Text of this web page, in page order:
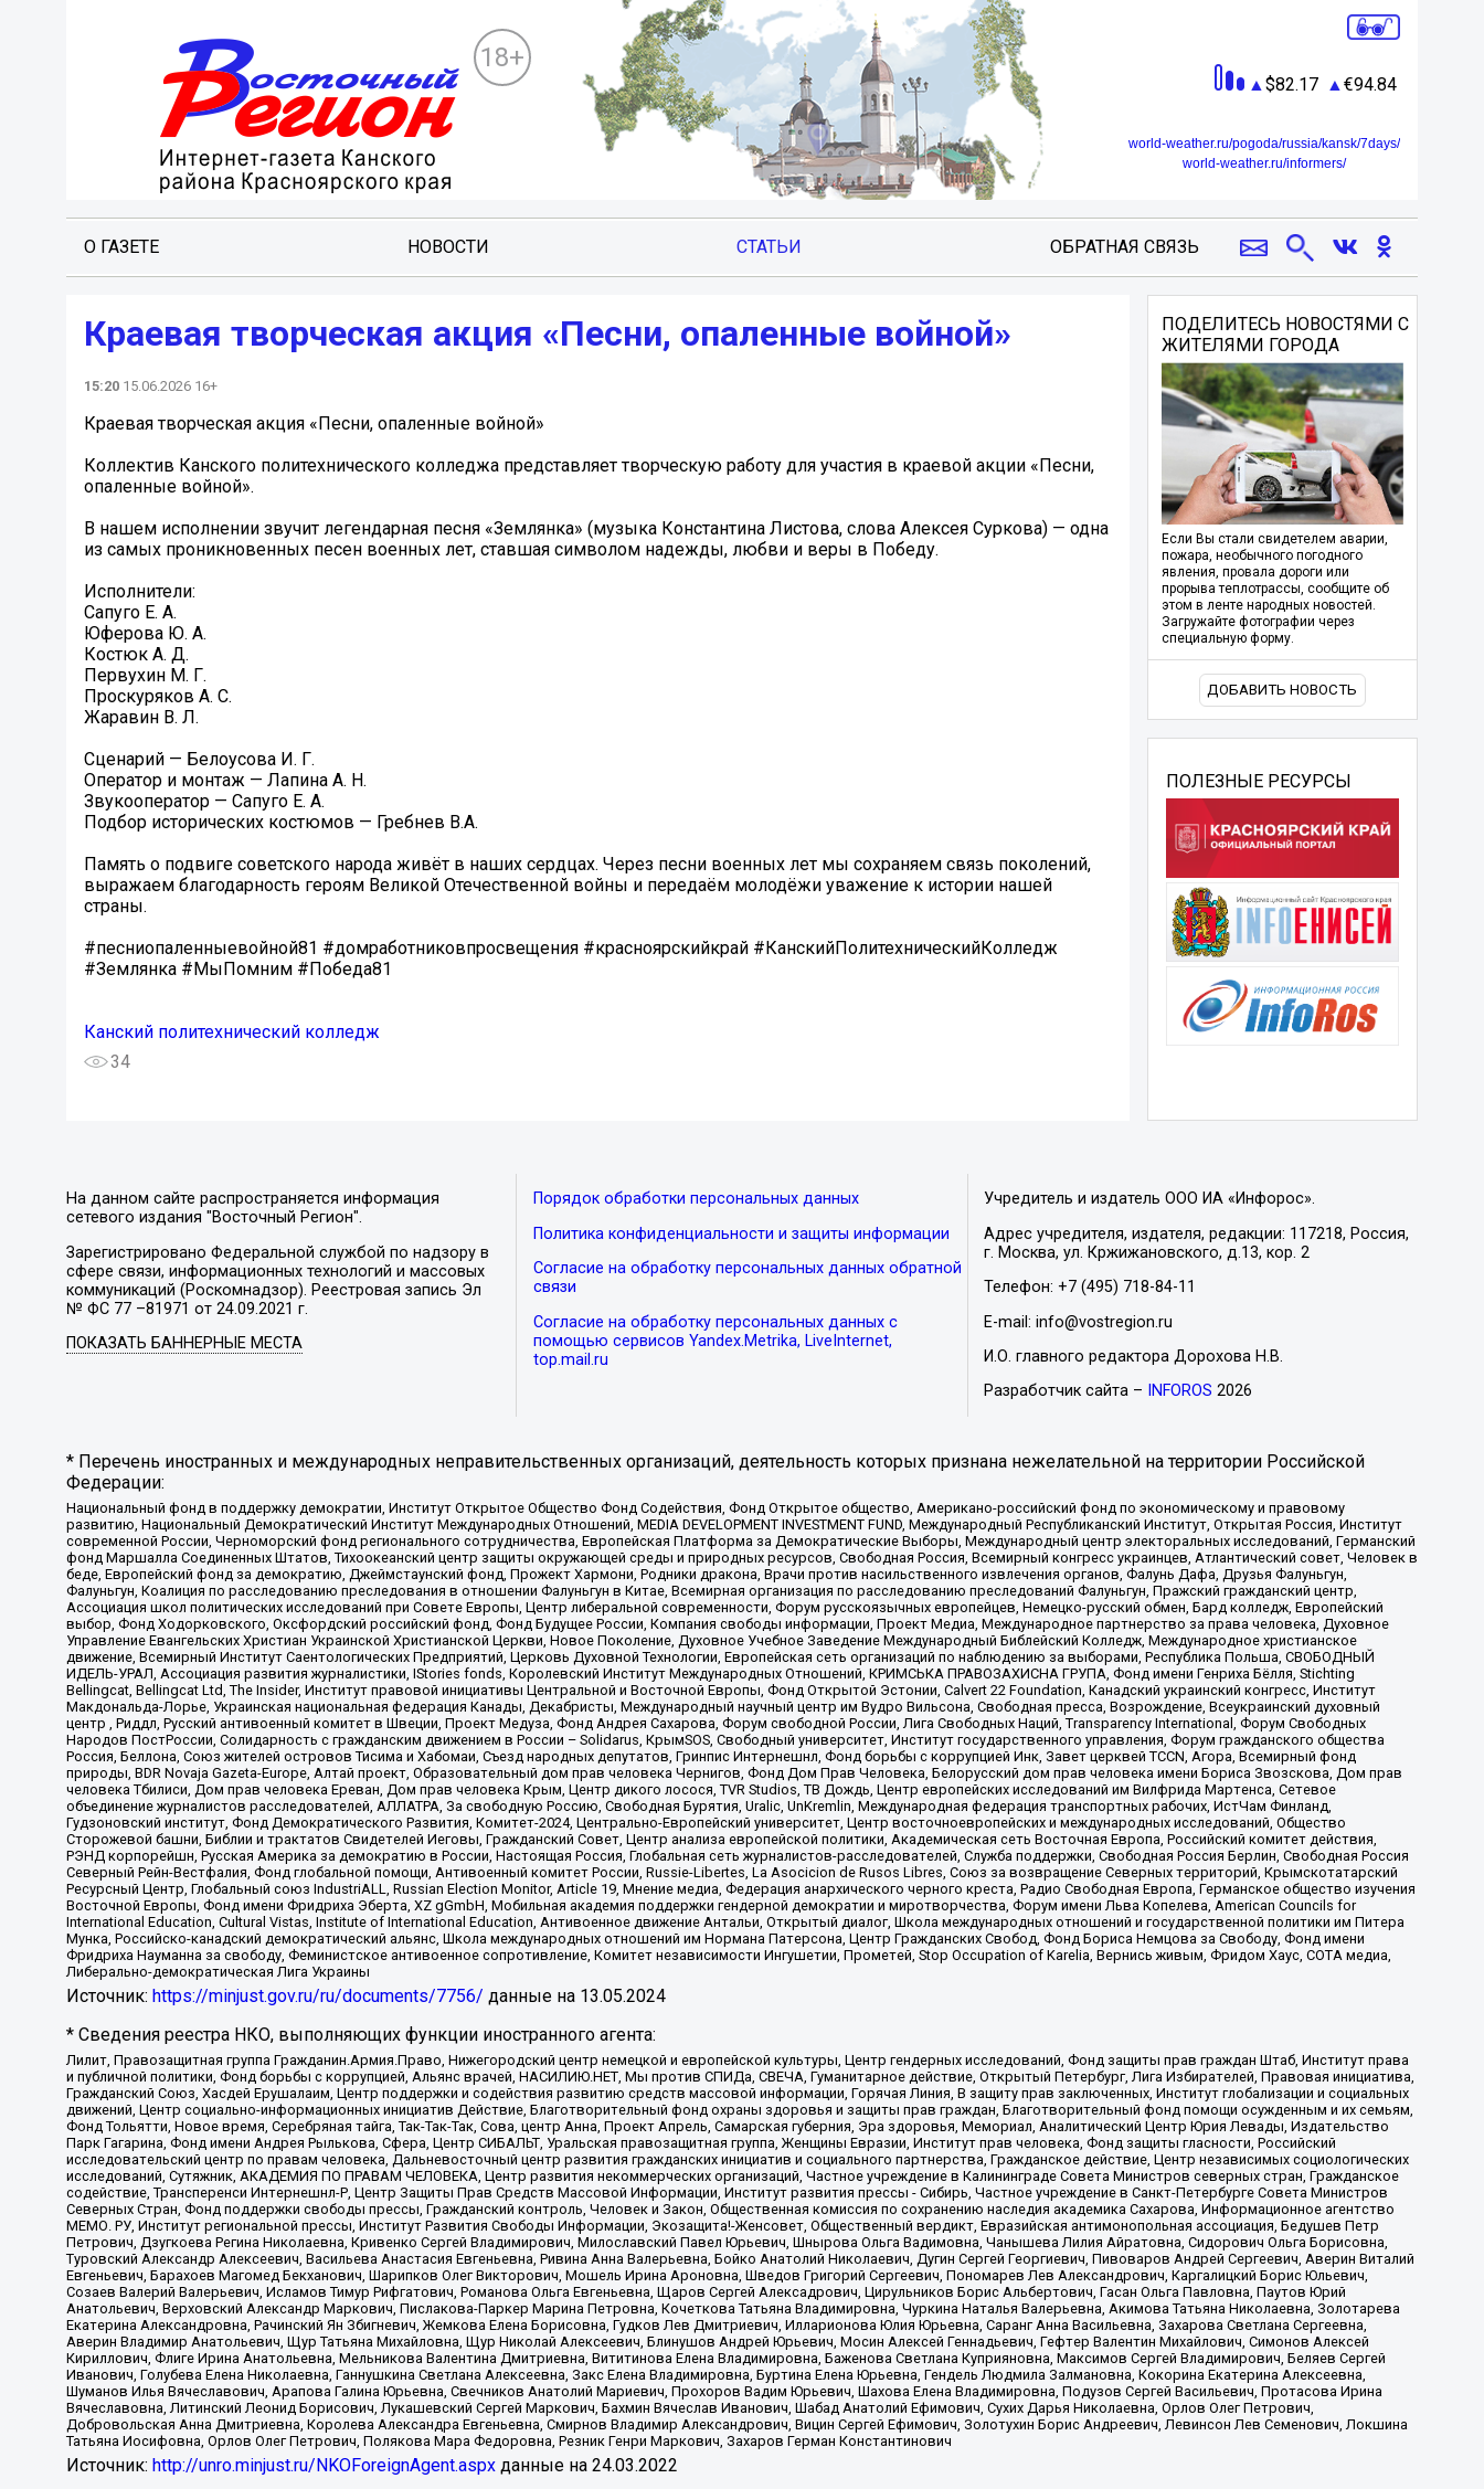
18+
82.17 94.84
world-weather.ru/pogoda/russia/kansk/7days/
world-weather.ru/informers/
О ГАЗЕТЕ НОВОСТИ СТАТЬИ ОБРАТНАЯ СВЯЗЬ
Краевая творческая акция «Песни, опаленные войной»
15:20 15.06.2026 16+
Краевая творческая акция «Песни, опаленные войной»
Коллектив Канского политехнического колледжа представляет творческую работу для участия в краевой акции «Песни,
опаленные войной».
В нашем исполнении звучит легендарная песня «Землянка» (музыка Константина Листова, слова Алексея Суркова) — одна
из самых проникновенных песен военных лет, ставшая символом надежды, любви и веры в Победу.
Исполнители:
Сапуго Е. А.
Юферова Ю. А.
Костюк А. Д.
Первухин М. Г.
Проскуряков А. С.
Жаравин В. Л.
Сценарий — Белоусова И. Г.
Оператор и монтаж — Лапина А. Н.
Звукооператор — Сапуго Е. А.
Подбор исторических костюмов — Гребнев В.А.
Память о подвиге советского народа живёт в наших сердцах. Через песни военных лет мы сохраняем связь поколений,
выражаем благодарность героям Великой Отечественной войны и передаём молодёжи уважение к истории нашей
страны.
#песниопаленныевойной81 #домработниковпросвещения #красноярскийкрай #КанскийПолитехническийКолледж
#Землянка #МыПомним #Победа81
Канский политехнический колледж
34
ПОДЕЛИТЕСЬ НОВОСТЯМИ С
ЖИТЕЛЯМИ ГОРОДА
Если Вы стали свидетелем аварии,
пожара, необычного погодного
явления, провала дороги или
прорыва теплотрассы, сообщите об
этом в ленте народных новостей.
Загружайте фотографии через
специальную форму.
ДОБАВИТЬ НОВОСТЬ
ПОЛЕЗНЫЕ РЕСУРСЫ
На данном сайте распространяется информация
сетевого издания "Восточный Регион".
Зарегистрировано Федеральной службой по надзору в
сфере связи, информационных технологий и массовых
коммуникаций (Роскомнадзор). Реестровая запись Эл
№ ФС 77 –81971 от 24.09.2021 г.
ПОКАЗАТЬ БАННЕРНЫЕ МЕСТА
Порядок обработки персональных данных
Политика конфиденциальности и защиты информации
Согласие на обработку персональных данных обратной
связи
Согласие на обработку персональных данных с
помощью сервисов Yandex.Metrika, LiveInternet,
top.mail.ru
Учредитель и издатель ООО ИА «Инфорос».
Адрес учредителя, издателя, редакции: 117218, Россия,
г. Москва, ул. Кржижановского, д.13, кор. 2
Телефон: +7 (495) 718-84-11
E-mail: info@vostregion.ru
И.О. главного редактора Дорохова Н.В.
Разработчик сайта – INFOROS 2026
* Перечень иностранных и международных неправительственных организаций, деятельность которых признана нежелательной на территории Российской
Федерации:
Национальный фонд в поддержку демократии, Институт Открытое Общество Фонд Содействия, Фонд Открытое общество, Американо-российский фонд по экономическому и правовому
развитию, Национальный Демократический Институт Международных Отношений, MEDIA DEVELOPMENT INVESTMENT FUND, Международный Республиканский Институт, Открытая Россия, Институт
современной России, Черноморский фонд регионального сотрудничества, Европейская Платформа за Демократические Выборы, Международный центр электоральных исследований, Германский
фонд Маршалла Соединенных Штатов, Тихоокеанский центр защиты окружающей среды и природных ресурсов, Свободная Россия, Всемирный конгресс украинцев, Атлантический совет, Человек в
беде, Европейский фонд за демократию, Джеймстаунский фонд, Прожект Хармони, Родники дракона, Врачи против насильственного извлечения органов, Фалунь Дафа, Друзья Фалуньгун,
Фалуньгун, Коалиция по расследованию преследования в отношении Фалуньгун в Китае, Всемирная организация по расследованию преследований Фалуньгун, Пражский гражданский центр,
Ассоциация школ политических исследований при Совете Европы, Центр либеральной современности, Форум русскоязычных европейцев, Немецко-русский обмен, Бард колледж, Европейский
выбор, Фонд Ходорковского, Оксфордский российский фонд, Фонд Будущее России, Компания свободы информации, Проект Медиа, Международное партнерство за права человека, Духовное
Управление Евангельских Христиан Украинской Христианской Церкви, Новое Поколение, Духовное Учебное Заведение Международный Библейский Колледж, Международное христианское
движение, Всемирный Институт Саентологических Предприятий, Церковь Духовной Технологии, Европейская сеть организаций по наблюдению за выборами, Республика Польша, СВОБОДНЫЙ
ИДЕЛЬ-УРАЛ, Ассоциация развития журналистики, IStories fonds, Королевский Институт Международных Отношений, КРИМСЬКА ПРАВОЗАХИСНА ГРУПА, Фонд имени Генриха Бёлля, Stichting
Bellingcat, Bellingcat Ltd, The Insider, Институт правовой инициативы Центральной и Восточной Европы, Фонд Открытой Эстонии, Calvert 22 Foundation, Канадский украинский конгресс, Институт
Макдональда-Лорье, Украинская национальная федерация Канады, Декабристы, Международный научный центр им Вудро Вильсона, Свободная пресса, Возрождение, Всеукраинский духовный
центр , Риддл, Русский антивоенный комитет в Швеции, Проект Медуза, Фонд Андрея Сахарова, Форум свободной России, Лига Свободных Наций, Transparеncy International, Форум Свободных
Народов ПостРоссии, Солидарность с гражданским движением в России – Solidarus, КрымSOS, Свободный университет, Институт государственного управления, Форум гражданского общества
Россия, Беллона, Союз жителей островов Тисима и Хабомаи, Съезд народных депутатов, Гринпис Интернешнл, Фонд борьбы с коррупцией Инк, Завет церквей TCCN, Агора, Всемирный фонд
природы, BDR Novaja Gazeta-Europe, Алтай проект, Образовательный дом прав человека Чернигов, Фонд Дом Прав Человека, Белорусский дом прав человека имени Бориса Звозскова, Дом прав
человека Тбилиси, Дом прав человека Ереван, Дом прав человека Крым, Центр дикого лосося, TVR Studios, ТВ Дождь, Центр европейских исследований им Вилфрида Мартенса, Сетевое
объединение журналистов расследователей, АЛЛАТРА, За свободную Россию, Свободная Бурятия, Uralic, UnKremlin, Международная федерация транспортных рабочих, ИстЧам Финланд,
Гудзоновский институт, Фонд Демократического Развития, Комитет-2024, Центрально-Европейский университет, Центр восточноевропейских и международных исследований, Общество
Сторожевой башни, Библии и трактатов Свидетелей Иеговы, Гражданский Совет, Центр анализа европейской политики, Академическая сеть Восточная Европа, Российский комитет действия,
РЭНД корпорейшн, Русская Америка за демократию в России, Настоящая Россия, Глобальная сеть журналистов-расследователей, Служба поддержки, Свободная Россия Берлин, Свободная Россия
Северный Рейн-Вестфалия, Фонд глобальной помощи, Антивоенный комитет России, Russie-Libertes, La Asocicion de Rusos Libres, Союз за возвращение Северных территорий, Крымскотатарский
Ресурсный Центр, Глобальный союз IndustriALL, Russian Election Monitor, Article 19, Мнение медиа, Федерация анархического черного креста, Радио Свободная Европа, Германское общество изучения
Восточной Европы, Фонд имени Фридриха Эберта, XZ gGmbH, Мобильная академия поддержки гендерной демократии и миротворчества, Форум имени Льва Копелева, American Councils for
International Education, Cultural Vistas, Institute of International Education, Антивоенное движение Антальи, Открытый диалог, Школа международных отношений и государственной политики им Питера
Мунка, Российско-канадский демократический альянс, Школа международных отношений им Нормана Патерсона, Центр Гражданских Свобод, Фонд Бориса Немцова за Свободу, Фонд имени
Фридриха Науманна за свободу, Феминистское антивоенное сопротивление, Комитет независимости Ингушетии, Прометей, Stop Occupation of Karelia, Вернись живым, Фридом Хаус, СОТА медиа,
Либерально-демократическая Лига Украины
Источник: https://minjust.gov.ru/ru/documents/7756/ данные на 13.05.2024
* Сведения реестра НКО, выполняющих функции иностранного агента:
Лилит, Правозащитная группа Гражданин.Армия.Право, Нижегородский центр немецкой и европейской культуры, Центр гендерных исследований, Фонд защиты прав граждан Штаб, Институт права
и публичной политики, Фонд борьбы с коррупцией, Альянс врачей, НАСИЛИЮ.НЕТ, Мы против СПИДа, СВЕЧА, Гуманитарное действие, Открытый Петербург, Лига Избирателей, Правовая инициатива,
Гражданский Союз, Хасдей Ерушалаим, Центр поддержки и содействия развитию средств массовой информации, Горячая Линия, В защиту прав заключенных, Институт глобализации и социальных
движений, Центр социально-информационных инициатив Действие, Благотворительный фонд охраны здоровья и защиты прав граждан, Благотворительный фонд помощи осужденным и их семьям,
Фонд Тольятти, Новое время, Серебряная тайга, Так-Так-Так, Сова, центр Анна, Проект Апрель, Самарская губерния, Эра здоровья, Мемориал, Аналитический Центр Юрия Левады, Издательство
Парк Гагарина, Фонд имени Андрея Рылькова, Сфера, Центр СИБАЛЬТ, Уральская правозащитная группа, Женщины Евразии, Институт прав человека, Фонд защиты гласности, Российский
исследовательский центр по правам человека, Дальневосточный центр развития гражданских инициатив и социального партнерства, Гражданское действие, Центр независимых социологических
исследований, Сутяжник, АКАДЕМИЯ ПО ПРАВАМ ЧЕЛОВЕКА, Центр развития некоммерческих организаций, Частное учреждение в Калининграде Совета Министров северных стран, Гражданское
содействие, Трансперенси Интернешнл-Р, Центр Защиты Прав Средств Массовой Информации, Институт развития прессы - Сибирь, Частное учреждение в Санкт-Петербурге Совета Министров
Северных Стран, Фонд поддержки свободы прессы, Гражданский контроль, Человек и Закон, Общественная комиссия по сохранению наследия академика Сахарова, Информационное агентство
МЕМО. РУ, Институт региональной прессы, Институт Развития Свободы Информации, Экозащита!-Женсовет, Общественный вердикт, Евразийская антимонопольная ассоциация, Бедушев Петр
Петрович, Дзугкоева Регина Николаевна, Кривенко Сергей Владимирович, Милославский Павел Юрьевич, Шнырова Ольга Вадимовна, Чанышева Лилия Айратовна, Сидорович Ольга Борисовна,
Туровский Александр Алексеевич, Васильева Анастасия Евгеньевна, Ривина Анна Валерьевна, Бойко Анатолий Николаевич, Дугин Сергей Георгиевич, Пивоваров Андрей Сергеевич, Аверин Виталий
Евгеньевич, Барахоев Магомед Бекханович, Шарипков Олег Викторович, Мошель Ирина Ароновна, Шведов Григорий Сергеевич, Пономарев Лев Александрович, Каргалицкий Борис Юльевич,
Созаев Валерий Валерьевич, Исламов Тимур Рифгатович, Романова Ольга Евгеньевна, Щаров Сергей Алексадрович, Цирульников Борис Альбертович, Гасан Ольга Павловна, Паутов Юрий
Анатольевич, Верховский Александр Маркович, Пислакова-Паркер Марина Петровна, Кочеткова Татьяна Владимировна, Чуркина Наталья Валерьевна, Акимова Татьяна Николаевна, Золотарева
Екатерина Александровна, Рачинский Ян Збигневич, Жемкова Елена Борисовна, Гудков Лев Дмитриевич, Илларионова Юлия Юрьевна, Саранг Анна Васильевна, Захарова Светлана Сергеевна,
Аверин Владимир Анатольевич, Щур Татьяна Михайловна, Щур Николай Алексеевич, Блинушов Андрей Юрьевич, Мосин Алексей Геннадьевич, Гефтер Валентин Михайлович, Симонов Алексей
Кириллович, Флиге Ирина Анатольевна, Мельникова Валентина Дмитриевна, Вититинова Елена Владимировна, Баженова Светлана Куприяновна, Максимов Сергей Владимирович, Беляев Сергей
Иванович, Голубева Елена Николаевна, Ганнушкина Светлана Алексеевна, Закс Елена Владимировна, Буртина Елена Юрьевна, Гендель Людмила Залмановна, Кокорина Екатерина Алексеевна,
Шуманов Илья Вячеславович, Арапова Галина Юрьевна, Свечников Анатолий Мариевич, Прохоров Вадим Юрьевич, Шахова Елена Владимировна, Подузов Сергей Васильевич, Протасова Ирина
Вячеславовна, Литинский Леонид Борисович, Лукашевский Сергей Маркович, Бахмин Вячеслав Иванович, Шабад Анатолий Ефимович, Сухих Дарья Николаевна, Орлов Олег Петрович,
Добровольская Анна Дмитриевна, Королева Александра Евгеньевна, Смирнов Владимир Александрович, Вицин Сергей Ефимович, Золотухин Борис Андреевич, Левинсон Лев Семенович, Локшина
Татьяна Иосифовна, Орлов Олег Петрович, Полякова Мара Федоровна, Резник Генри Маркович, Захаров Герман Константинович
Источник: http://unro.minjust.ru/NKOForeignAgent.aspx данные на 24.03.2022